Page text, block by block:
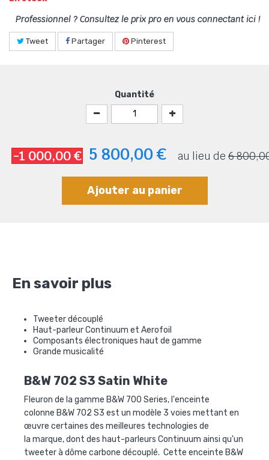
Professionnel ? Consultez le prix pro en vous connectant ici !
Tweet Partager Pinterest
Quantité
-1 000,00 € 5 800,00 € au lieu de 6
Ajouter au panier
En savoir plus
Tweeter découplé
Haut-parleur Continuum et Aerofoil
Composants électroniques haut de gamme
Grande musicalité
B&W 702 S3 Satin White
Fleuron de la gamme B&W 700 Series, l'enceinte
colonne B&W 702 S3 est un modèle 3 voies mettant en
œuvre certaines des meilleures technologies de
la marque, dont des haut-parleurs Continuum ainsi qu'un
tweeter à dôme carbone découplé. Cette enceinte B&W